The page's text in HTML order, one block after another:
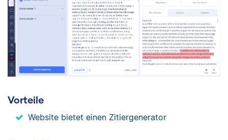
Vorteile
Website bietet einen Zitiergenerator